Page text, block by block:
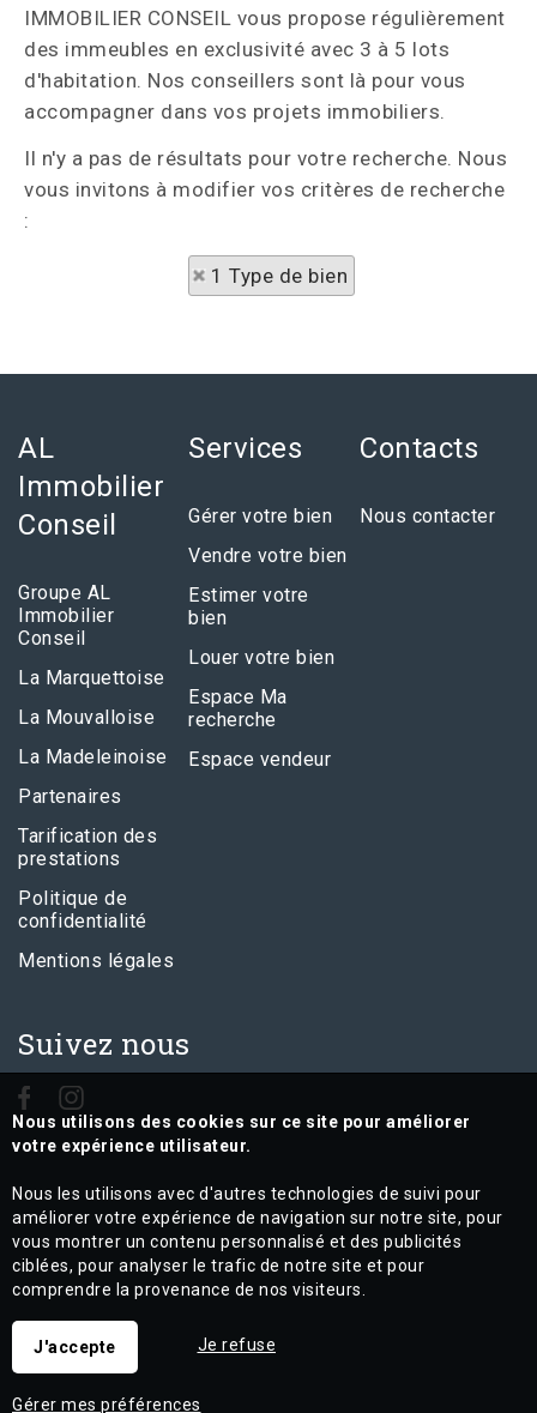
IMMOBILIER CONSEIL vous propose régulièrement
des immeubles en exclusivité avec 3 à 5 lots
d'habitation. Nos conseillers sont là pour vous
accompagner dans vos projets immobiliers.
Il n'y a pas de résultats pour votre recherche. Nous
vous invitons à modifier vos critères de recherche
:
1 Type de bien
AL
Immobilier
Conseil
Groupe AL
Immobilier
Conseil
La Marquettoise
La Mouvalloise
La Madeleinoise
Partenaires
Tarification des
prestations
Politique de
confidentialité
Mentions légales
Services
Gérer votre bien
Vendre votre bien
Estimer votre
bien
Louer votre bien
Espace Ma
recherche
Espace vendeur
Contacts
Nous contacter
Suivez nous
Nous utilisons des cookies sur ce site pour améliorer
votre expérience utilisateur.
Nous les utilisons avec d'autres technologies de suivi pour
améliorer votre expérience de navigation sur notre site, pour
vous montrer un contenu personnalisé et des publicités
ciblées, pour analyser le trafic de notre site et pour
comprendre la provenance de nos visiteurs.
J'accepte Je refuse
Gérer mes préférences